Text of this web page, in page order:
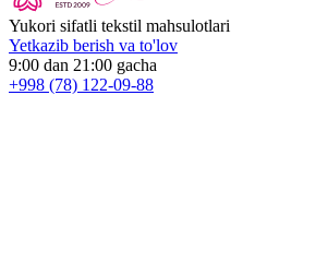
Yukori sifatli tekstil mahsulotlari
Yetkazib berish va to'lov
9:00 dan 21:00 gacha
+998 (78) 122-09-88